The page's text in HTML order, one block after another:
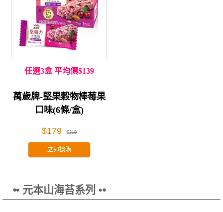
任選3盒 平均價$139
萬歲牌-堅果穀物棒莓果
口味(6條/盒)
$179 $210
立即搶購
⦁• 元本山海苔系列 •⦁